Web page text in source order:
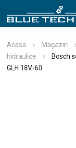
Acasa Magazin
hidraulice
Bosch
GLH 18V-60